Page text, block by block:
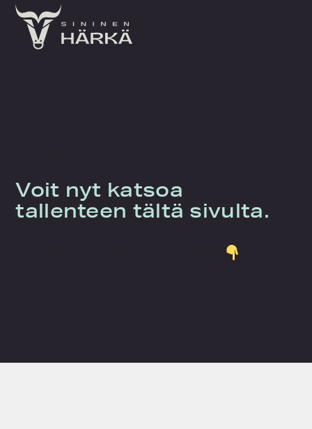
Skip
content
Voit nyt katsoa
tallenteen tältä sivulta.